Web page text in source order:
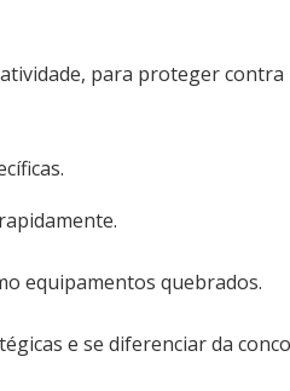
para proteger
equipamentos quebrados.
e se diferenciar da